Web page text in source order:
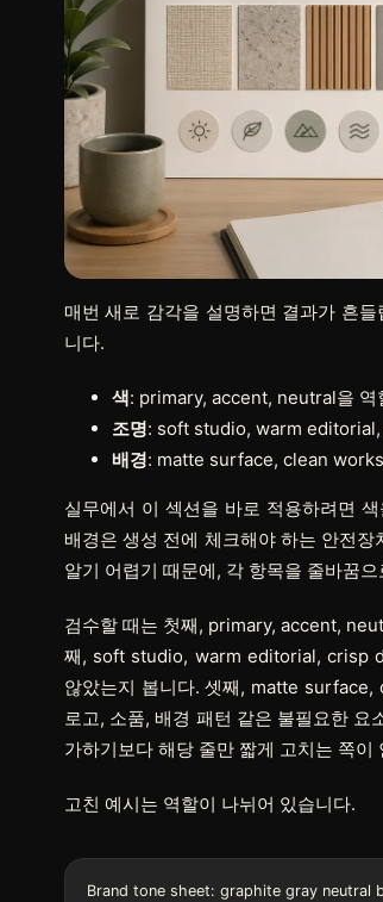
매번 새로 감각을 설명하면 결과가 흔
니다.
색: primary, accent, neutral을 역
조명: soft studio, warm
배경: matte surface, clean
실무에서 이 섹션을 바로 적용하려면 색
배경은 생성 전에 체크해야 하는 안전
알기 어렵기 때문에, 각 항목을 줄바꿈
검수할 때는 첫째, primary, accent,
째, soft studio, warm editorial, crisp
않았는지 봅니다. 셋째, matte
로고, 소품, 배경 패턴 같은 불필요한
가하기보다 해당 줄만 짧게 고치는 쪽이
고친 예시는 역할이 나뉘어 있습니다.
Brand tone sheet: graphite gray